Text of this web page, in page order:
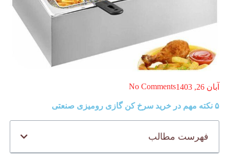
آبان 26, 1403 No Comments
۵ نکته مهم در خرید سرخ کن گازی رومیزی صنعتی
فهرست مطالب